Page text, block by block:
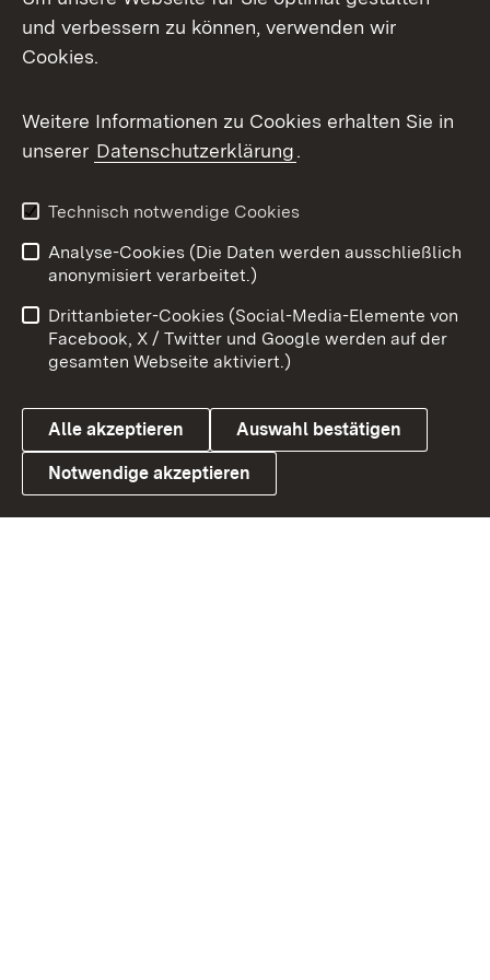
Facebook
X / Twitter
Youtube
Link zum Landesportal
Impressum
Kontakt
Barrierefreiheit
Datenschutz
Cookies
und verbessern zu können, verwenden wir
Cookies.
Weitere Informationen zu Cookies erhalten Sie in
unserer Datenschutzerklärung.
Technisch notwendige Cookies
Analyse-Cookies (Die Daten werden ausschließlich
anonymisiert verarbeitet.)
Drittanbieter-Cookies (Social-Media-Elemente von
Facebook, X / Twitter und Google werden auf der
gesamten Webseite aktiviert.)
Alle akzeptieren Auswahl bestätigen
Notwendige akzeptieren